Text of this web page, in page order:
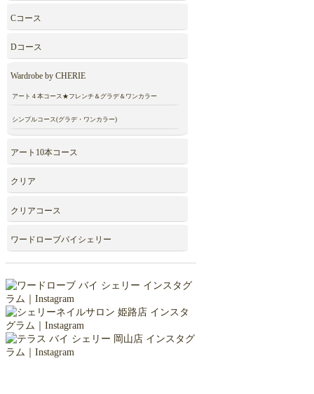
Cコース
Dコース
Wardrobe by CHERIE
アート４本コース★フレンチ＆グラデ＆ワンカラー
シンプルコース(グラデ・ワンカラー)
アート10本コース
クリア
クリアコース
ワードローブバイシェリー